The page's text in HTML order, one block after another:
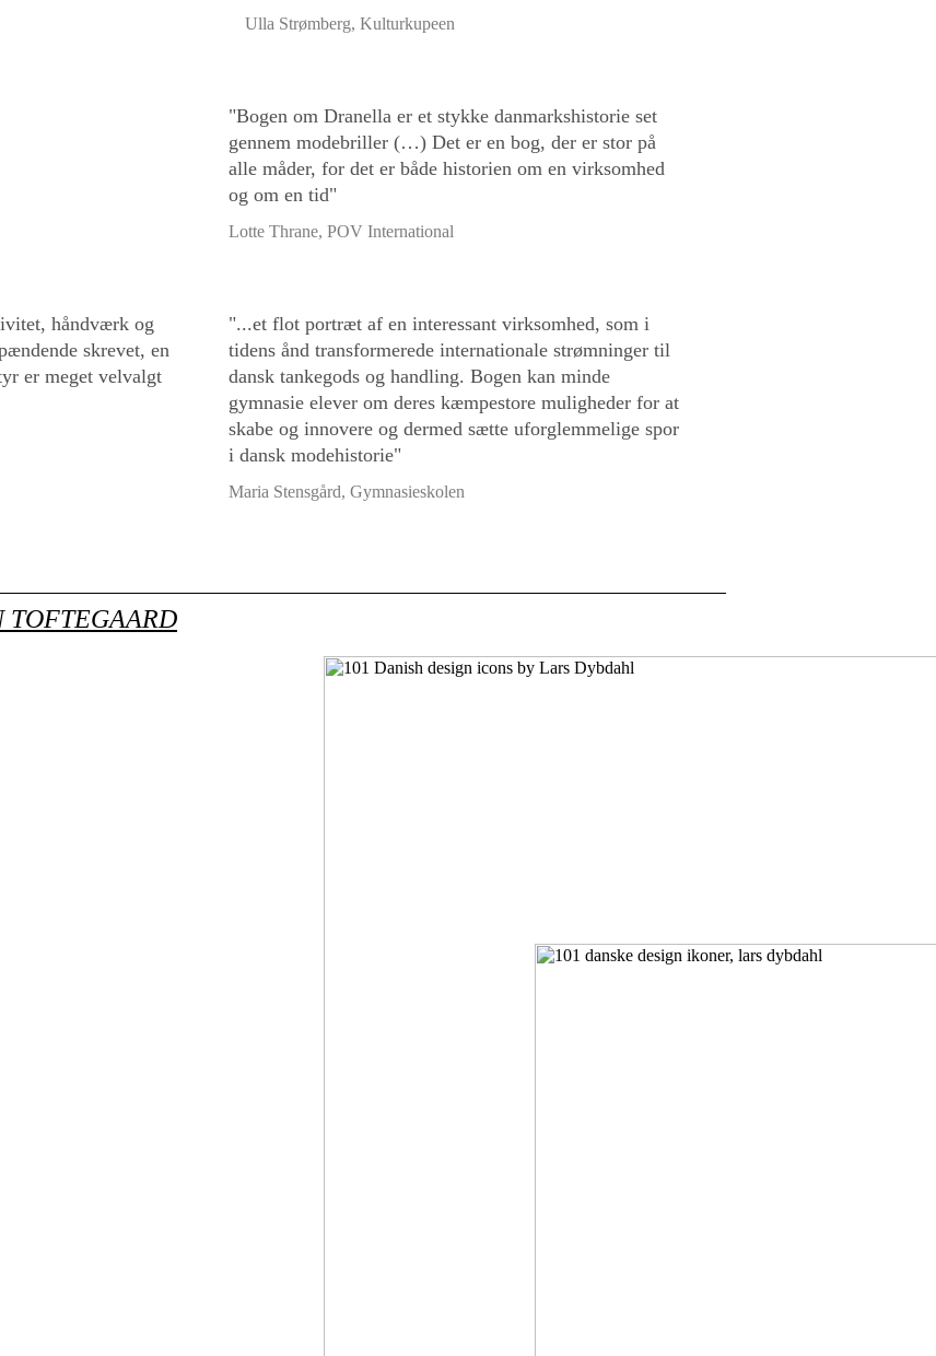
Ulla Strømberg, Kulturkupeen
"Bogen om Dranella er et stykke danmarkshistorie set
gennem modebriller (…) Det er en bog, der er stor på
alle måder, for det er både historien om en virksomhed
og om en tid"
Lotte Thrane, POV International
håndværk og
skrevet, en
er meget velvalgt
"...et flot portræt af en interessant virksomhed, som i
tidens ånd transformerede internationale strømninger til
dansk tankegods og handling. Bogen kan minde
gymnasie elever om deres kæmpestore muligheder for at
skabe og innovere og dermed sætte uforglemmelige spor
i dansk modehistorie"
Maria Stensgård, Gymnasieskolen
TOFTEGAARD